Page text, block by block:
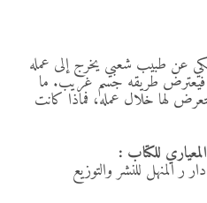
عن طبيب شعبي يخرج إلى عمله
فيعترض طريقه جسم غريب. ما
لها خلال عمله، فماذا كانت
للكتاب :
دار ر المنهل للنشر والتوزيع